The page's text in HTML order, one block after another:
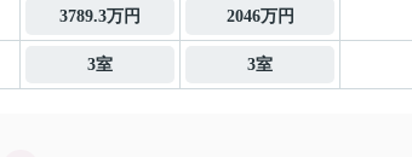
3789.3万円 2046万円
3室 3室